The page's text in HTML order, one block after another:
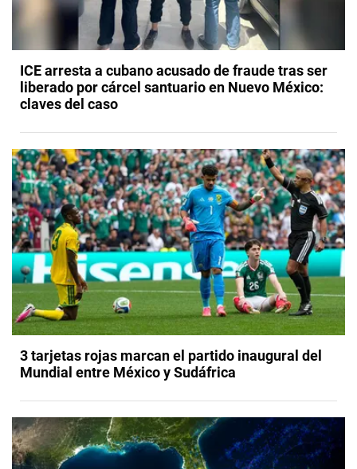
ICE arresta a cubano acusado de fraude tras ser
liberado por cárcel santuario en Nuevo México:
claves del caso
3 tarjetas rojas marcan el partido inaugural del
Mundial entre México y Sudáfrica